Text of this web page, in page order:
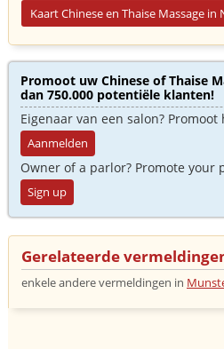
Kaart Chinese en Thaise Massage in
Promoot uw Chinese of Thaise
dan 750.000 potentiële klanten!
Eigenaar van een salon?
Aanmelden
Owner of a parlor? Promote your
Sign up
Gerelateerde
enkele andere vermeldingen in